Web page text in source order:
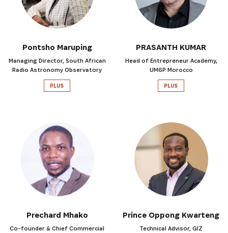
Pontsho Maruping
Managing Director, South African
Radio Astronomy Observatory
PLUS
PRASANTH KUMAR
Head of Entrepreneur Academy,
UM6P Morocco
PLUS
Prechard Mhako
Co-founder & Chief Commercial
Prince Oppong Kwarteng
Technical Advisor, GIZ